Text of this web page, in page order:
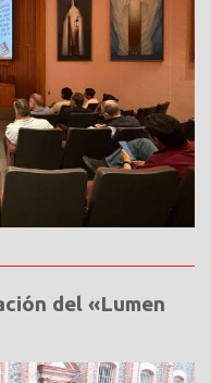
del «Lumen